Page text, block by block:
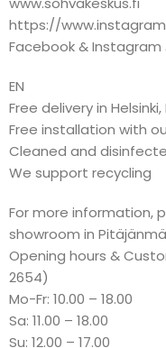
https://
Facebook & Instagram
EN
Free delivery in
Free installation with
Cleaned and
We support recycling
For more information,
showroom in
Opening hours &
2654)
Mo-Fr: 10.00 – 18.00
Sa: 11.00 – 18.00
Su: 12.00 – 17.00